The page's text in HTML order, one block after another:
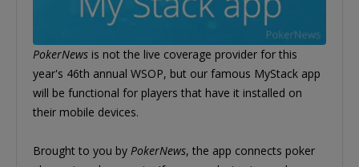
PokerNews is not the live coverage provider for this
year's 46th annual WSOP, but our famous MyStack app
will be functional for players that have it installed on
their mobile devices.
Brought to you by PokerNews, the app connects poker